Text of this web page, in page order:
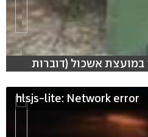
אשכול (דוברות
hlsjs-lite: Network error